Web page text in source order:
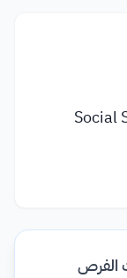
Social
الفرص